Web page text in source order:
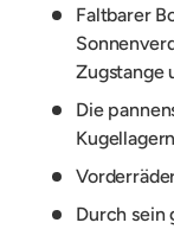
Faltbarer
Zugstange
Die
Durch sein